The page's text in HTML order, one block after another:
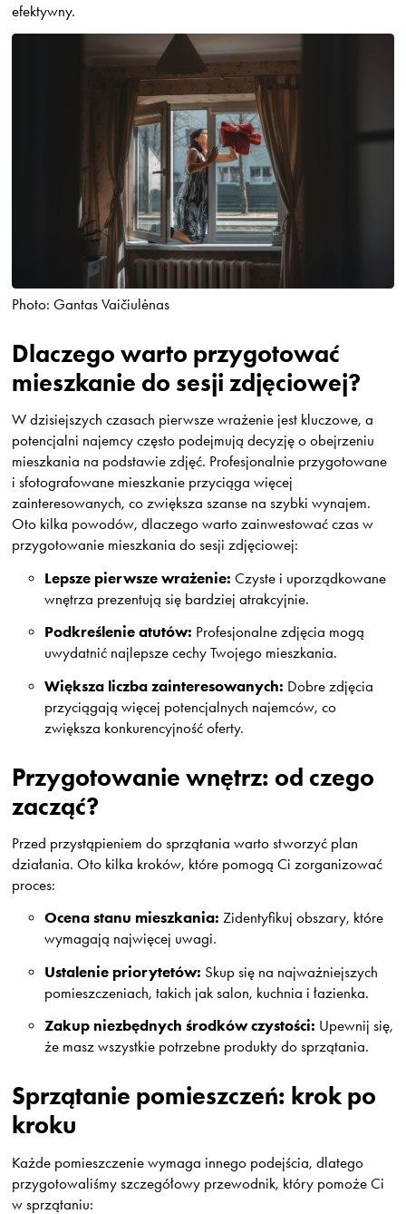
efektywny.
Photo: Gantas Vaičiulėnas
Dlaczego warto przygotować
mieszkanie do sesji zdjęciowej?
W dzisiejszych czasach pierwsze wrażenie jest kluczowe, a
potencjalni najemcy często podejmują decyzję o obejrzeniu
mieszkania na podstawie zdjęć. Profesjonalnie przygotowane
i sfotografowane mieszkanie przyciąga więcej
zainteresowanych, co zwiększa szanse na szybki wynajem.
Oto kilka powodów, dlaczego warto zainwestować czas w
przygotowanie mieszkania do sesji zdjęciowej:
Lepsze pierwsze wrażenie: Czyste i uporządkowane
wnętrza prezentują się bardziej atrakcyjnie.
Podkreślenie atutów: Profesjonalne zdjęcia mogą
uwydatnić najlepsze cechy Twojego mieszkania.
Większa liczba zainteresowanych: Dobre zdjęcia
przyciągają więcej potencjalnych najemców, co
zwiększa konkurencyjność oferty.
Przygotowanie wnętrz: od czego
zacząć?
Przed przystąpieniem do sprzątania warto stworzyć plan
działania. Oto kilka kroków, które pomogą Ci zorganizować
proces:
Ocena stanu mieszkania: Zidentyfikuj obszary, które
wymagają najwięcej uwagi.
Ustalenie priorytetów: Skup się na najważniejszych
pomieszczeniach, takich jak salon, kuchnia i łazienka.
Zakup niezbędnych środków czystości: Upewnij się,
że masz wszystkie potrzebne produkty do sprzątania.
Sprzątanie pomieszczeń: krok po
kroku
Każde pomieszczenie wymaga innego podejścia, dlatego
przygotowaliśmy szczegółowy przewodnik, który pomoże Ci
w sprzątaniu: